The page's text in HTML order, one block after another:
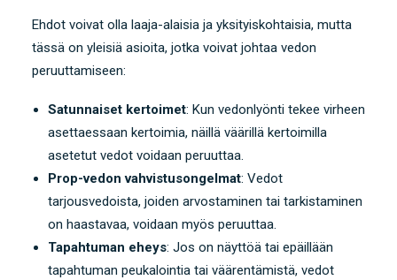
Ehdot voivat olla laaja-alaisia ​​ja yksityiskohtaisia, mutta
tässä on yleisiä asioita, jotka voivat johtaa vedon
peruuttamiseen:
Satunnaiset kertoimet: Kun vedonlyönti tekee virheen
asettaessaan kertoimia, näillä väärillä kertoimilla
asetetut vedot voidaan peruuttaa.
Prop-vedon vahvistusongelmat: Vedot
tarjousvedoista, joiden arvostaminen tai tarkistaminen
on haastavaa, voidaan myös peruuttaa.
Tapahtuman eheys: Jos on näyttöä tai epäillään
tapahtuman peukalointia tai väärentämistä, vedot